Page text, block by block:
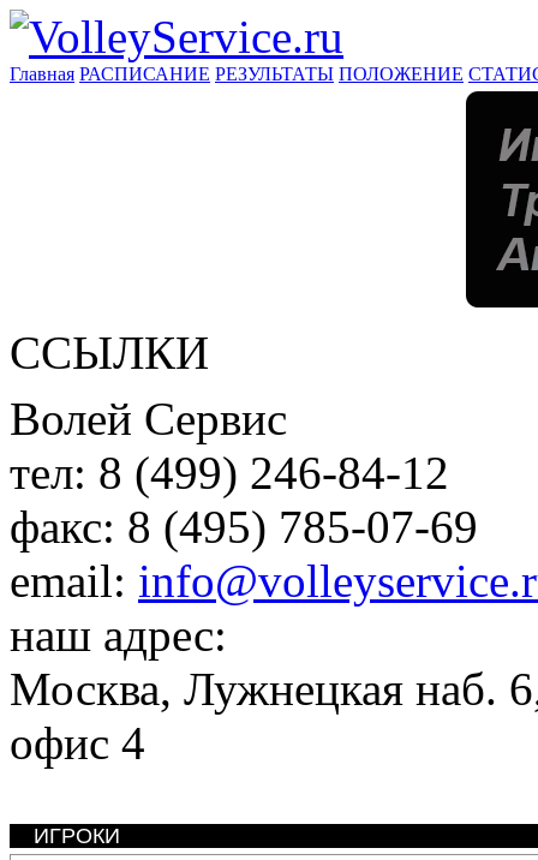
Главная РАСПИСАНИЕ РЕЗУЛЬТАТЫ ПОЛОЖЕНИЕ
ССЫЛКИ
Волей Сервис
тел: 8 (499) 246-84-12
факс: 8 (495) 785-07-69
email:
наш адрес:
Москва, Лужнецкая наб.
офис 4
ИГРОКИ